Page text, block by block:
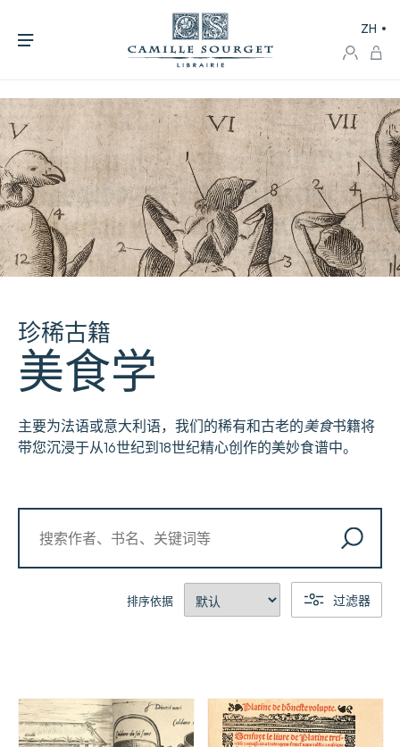
ZH
珍稀古籍
美食学
主要为法语或意大利语，我们的稀有和古老的美食书籍将
带您沉浸于从16世纪到18世纪精心创作的美妙食谱中。
排序依据 过滤器